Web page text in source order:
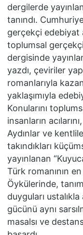
dergilerde
tanındı.
gerçekçi edebiyat
toplumsal
dergisinde
yazdı, çeviriler
romanlarıyla
yaklaşımıyla
Konularını
insanların
Aydınlar ve
takındıkları
yayınlanan
Türk romanının
Öykülerinde,
duyguları ustalıkla
gücünü aynı
masalsı ve